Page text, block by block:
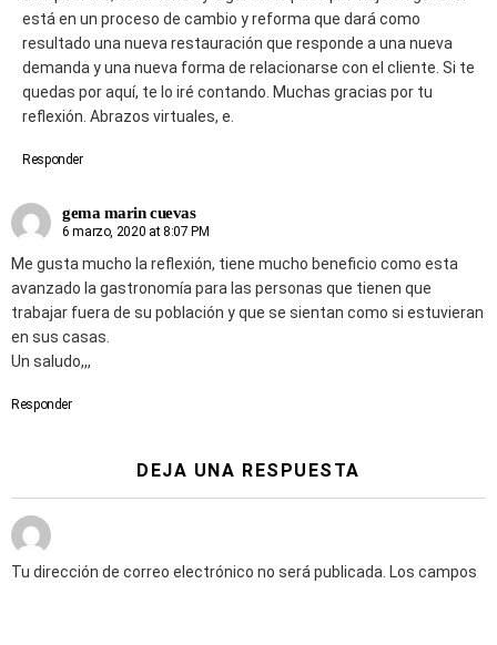
está en un proceso de cambio y reforma que dará como
resultado una nueva restauración que responde a una nueva
demanda y una nueva forma de relacionarse con el cliente. Si te
quedas por aquí, te lo iré contando. Muchas gracias por tu
reflexión. Abrazos virtuales, e.
Responder
gema marin cuevas
6 marzo, 2020 at 8:07 PM
Me gusta mucho la reflexión, tiene mucho beneficio como esta
avanzado la gastronomía para las personas que tienen que
trabajar fuera de su población y que se sientan como si estuvieran
en sus casas.
Un saludo,,,
Responder
DEJA UNA RESPUESTA
Tu dirección de correo electrónico no será publicada. Los campos